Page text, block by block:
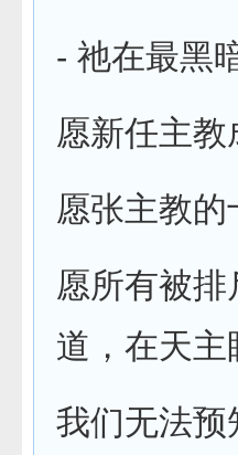
- 祂在最黑
愿新任主
愿张主教
愿所有被
道，在天主
我们无法预